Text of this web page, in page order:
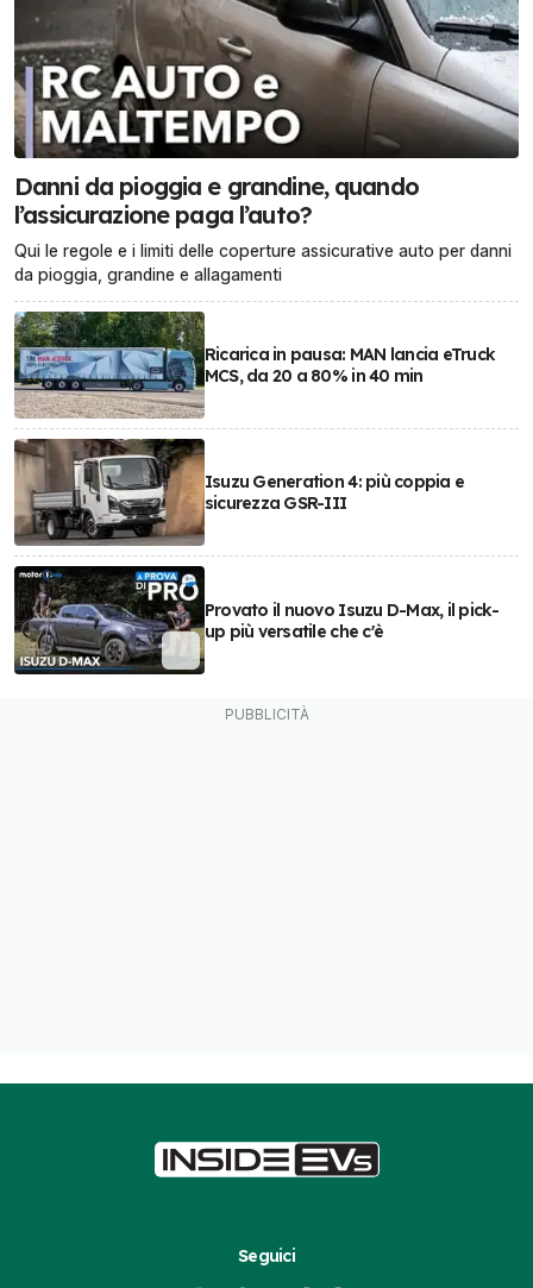
Danni da pioggia e grandine, quando
l’assicurazione paga l’auto?
Qui le regole e i limiti delle coperture assicurative auto per danni
da pioggia, grandine e allagamenti
Ricarica in pausa: MAN lancia eTruck
MCS, da 20 a 80% in 40 min
Isuzu Generation 4: più coppia e
sicurezza GSR-III
Provato il nuovo Isuzu D-Max, il pick-
up più versatile che c'è
Seguici